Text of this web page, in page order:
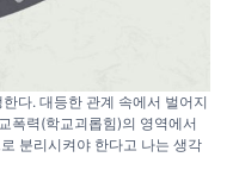
한다. 대등한 관계 속에서 벌어지
폭력(학교괴롭힘)의 영역에서
분리시켜야 한다고 나는 생각